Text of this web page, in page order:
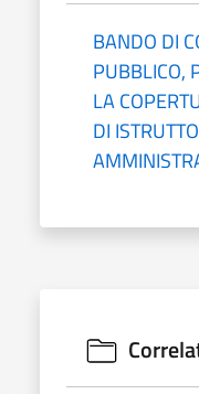
BANDO DI
PUBBLICO,
LA
DI